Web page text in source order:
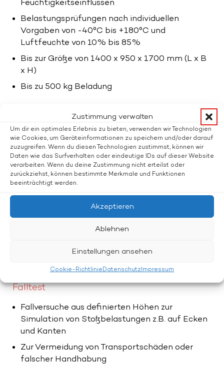
Zustimmung verwalten
Um dir ein optimales Erlebnis zu bieten, verwenden wir Technologien
wie Cookies, um Geräteinformationen zu speichern und/oder darauf
zuzugreifen. Wenn du diesen Technologien zustimmst, können wir
Daten wie das Surfverhalten oder eindeutige IDs auf dieser Website
verarbeiten. Wenn du deine Zustimmung nicht erteilst oder
zurückziehst, können bestimmte Merkmale und Funktionen
beeinträchtigt werden.
Akzeptieren
Ablehnen
Einstellungen ansehen
Cookie-RichtlinieDatenschutzImpressum
Feuchtigkeitseinflüssen
Belastungsprüfungen nach individuellen
Vorgaben von -40°C bis +180°C und
Luftfeuchte von 10% bis 85%
Bis zur Größe von 1400 x 950 x 1700 mm (L x B
x H)
Bis zu 500 kg Beladung
Vibrationsprüfung
Simulation der einwirkenden Schwingungs- und
Stoßbelastungen
Theoretisches Maximalgewicht 250 kg. Das
Maximalgewicht hängt von dem Testprozedere
ab und muss entsprechend berechnet werden
Falltest
Fallversuche aus definierten Höhen zur
Simulation von Stoßbelastungen z.B. auf Ecken
und Kanten
Zur Vermeidung von Transportschäden oder
falscher Handhabung